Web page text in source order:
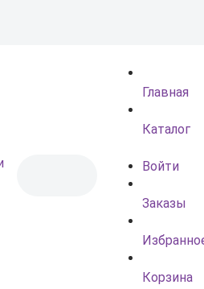
Главная
Каталог
Войти
Заказы
Корзина